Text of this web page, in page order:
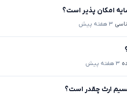
امکان پذیر است؟
۳ هفته پیش
۳ هفته پیش
ارث چقدر است؟